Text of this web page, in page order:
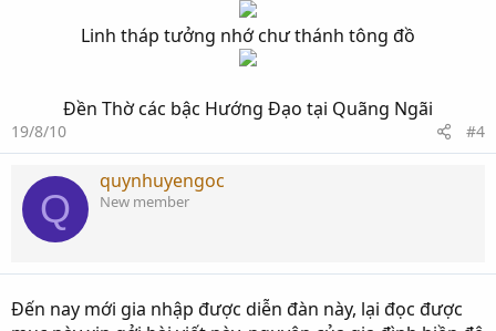
Linh tháp tưởng nhớ chư thánh tông đồ
Đền Thờ các bậc Hướng Đạo tại Quãng Ngãi​
19/8/10 #4
Q
quynhuyengoc
New member
Đến nay mới gia nhập được diễn đàn này, lại đọc được